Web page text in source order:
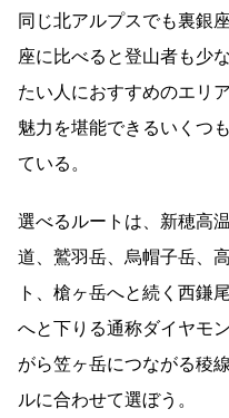
同じ北アルプスでも裏銀
座に比べると登山者も少
たい人におすすめのエリ
魅力を堪能できるいくつ
ている。
選べるルートは、新穂高
道、鷲羽岳、烏帽子岳、
ト、槍ヶ岳へと続く西鎌
へと下りる通称ダイヤモ
がら笠ヶ岳につながる稜
ルに合わせて選ぼう。